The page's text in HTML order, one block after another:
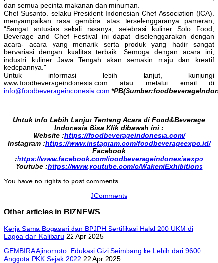
dan semua pecinta makanan dan minuman.
Chef Susanto, selaku President Indonesian Chef Association (ICA),
menyampaikan rasa gembira atas terselenggaranya pameran,
“Sangat antusias sekali rasanya, selebrasi kuliner Solo Food,
Beverage and Chef Festival ini dapat diselenggarakan dengan
acara- acara yang menarik serta produk yang hadir sangat
bervariasi dengan kualitas terbaik. Semoga dengan acara ini,
industri kuliner Jawa Tengah akan semakin maju dan kreatif
kedepannya.”
Untuk informasi lebih lanjut, kunjungi
www.foodbeverageindonesia.com atau melalui email di
info@foodbeverageindonesia.com
Untuk Info Lebih Lanjut Tentang Acara di Food&Beverage
Indonesia Bisa Klik dibawah ini :
Website :https://foodbeverageindonesia.com/
Instagram :https://www.instagram.com/foodbeverageexpo.id/
Facebook
:https://www.facebook.com/foodbeverageindonesiaexpo
Youtube :https://www.youtube.com/c/WakeniExhibitions
You have no rights to post comments
JComments
Other articles in BIZNEWS
Kerja Sama Bogasari dan BPJPH Sertifikasi Halal 200 UKM di
Lagoa dan Kalibaru 22 Apr 2025
GEMBIRA Ajinomoto: Edukasi Gizi Seimbang ke Lebih dari 9600
Anggota PKK Sejak 2022 22 Apr 2025